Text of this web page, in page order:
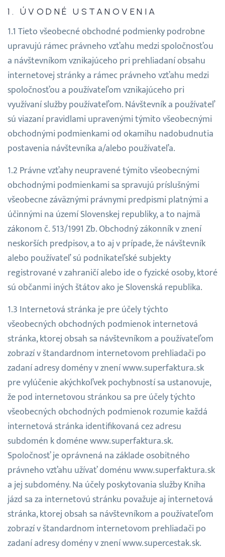
ÚVODNÉ USTANOVENIA
Tieto všeobecné obchodné podmienky podrobne
upravujú rámec právneho vzťahu medzi spoločnosťou
a návštevníkom vznikajúceho pri prehliadaní obsahu
internetovej stránky a rámec právneho vzťahu medzi
spoločnosťou a používateľom vznikajúceho pri
využívaní služby používateľom. Návštevník a používateľ
sú viazaní pravidlami upravenými týmito všeobecnými
obchodnými podmienkami od okamihu nadobudnutia
postavenia návštevníka a/alebo používateľa.
Právne vzťahy neupravené týmito všeobecnými
obchodnými podmienkami sa spravujú príslušnými
všeobecne záväznými právnymi predpismi platnými a
účinnými na území Slovenskej republiky, a to najmä
zákonom č. 513/1991 Zb. Obchodný zákonník v znení
neskorších predpisov, a to aj v prípade, že návštevník
alebo používateľ sú podnikateľské subjekty
registrované v zahraničí alebo ide o fyzické osoby, ktoré
sú občanmi iných štátov ako je Slovenská republika.
Internetová stránka je pre účely týchto
všeobecných obchodných podmienok internetová
stránka, ktorej obsah sa návštevníkom a používateľom
zobrazí v štandardnom internetovom prehliadači po
zadaní adresy domény v znení www.superfaktura.sk
pre vylúčenie akýchkoľvek pochybností sa ustanovuje,
že pod internetovou stránkou sa pre účely týchto
všeobecných obchodných podmienok rozumie každá
internetová stránka identifikovaná cez adresu
subdomén k doméne www.superfaktura.sk.
Spoločnosť je oprávnená na základe osobitného
právneho vzťahu užívať doménu www.superfaktura.sk
a jej subdomény. Na účely poskytovania služby Kniha
jázd sa za internetovú stránku považuje aj internetová
stránka, ktorej obsah sa návštevníkom a používateľom
zobrazí v štandardnom internetovom prehliadači po
zadaní adresy domény v znení www.supercestak.sk.